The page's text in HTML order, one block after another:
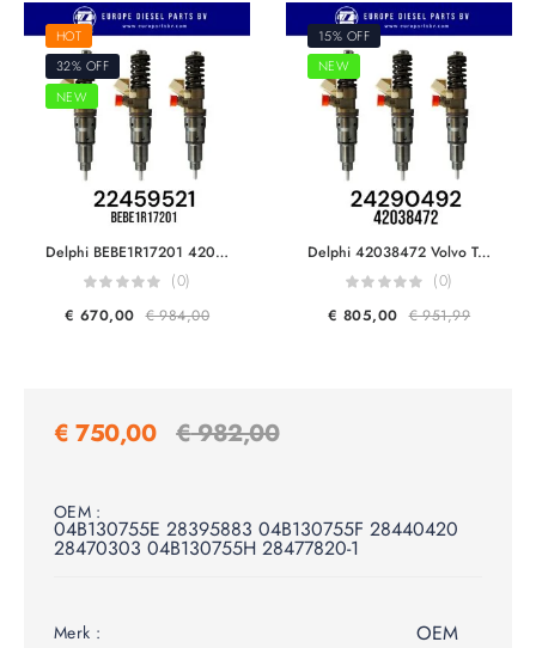
HOT
32% OFF
NEW
Delphi BEBE1R17201 42019396 Renault & Volvo Trucks 22459521 7422459521 22569104 7422569104 23771405 For D13 420/460HP F2 Pumping Injector Euro 6
(0)
€ 670,00 €984,00
15% OFF
NEW
Delphi 42038472 Volvo Trucks 24290492 24309482 For FH15 D13K Engine Pumping Injector Euro 6,5
(0)
€ 805,00 €951,99
€ 750,00 €982,00
OEM :
04B130755E 28395883 04B130755F 28440420
28470303 04B130755H 28477820-1
Merk : OEM